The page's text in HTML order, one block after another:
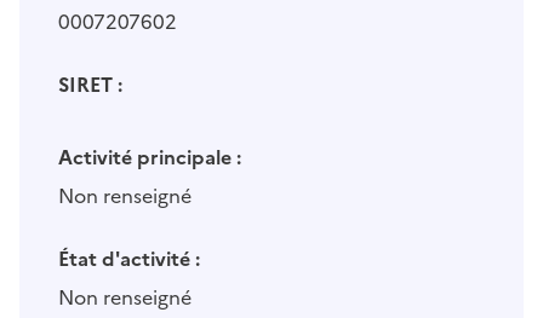
0007207602
SIRET :
Activité principale :
Non renseigné
État d'activité :
Non renseigné